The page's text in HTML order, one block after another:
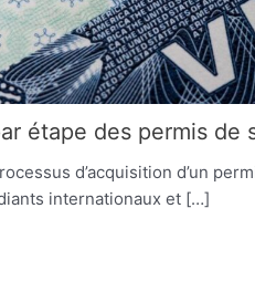
étape des permis de
d’acquisition d’un
internationaux et […]